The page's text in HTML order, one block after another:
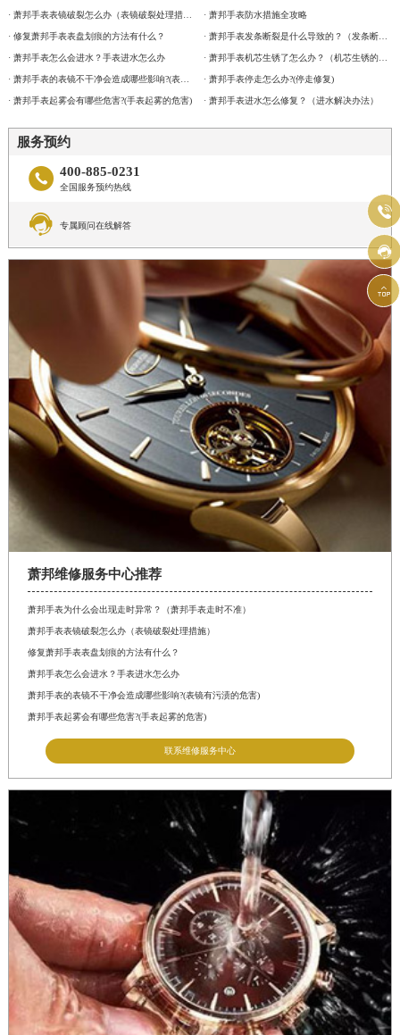
· 萧邦手表表镜破裂怎么办（表镜破裂处理措施）
· 修复萧邦手表表盘划痕的方法有什么？
· 萧邦手表怎么会进水？手表进水怎么办
· 萧邦手表的表镜不干净会造成哪些影响?(表镜有污渍的危害)
· 萧邦手表起雾会有哪些危害?(手表起雾的危害)
· 萧邦手表防水措施全攻略
· 萧邦手表停走怎么办?(停走修复)
· 萧邦手表进水怎么修复？（进水解决办法）
服务预约
 400-885-0231
全国服务预约热线
 专属顾问在线解答
萧邦维修服务中心推荐
萧邦手表为什么会出现走时异常？（萧邦手表走时不准）
萧邦手表表镜破裂怎么办（表镜破裂处理措施）
修复萧邦手表表盘划痕的方法有什么？
萧邦手表怎么会进水？手表进水怎么办
萧邦手表的表镜不干净会造成哪些影响?(表镜有污渍的危害)
萧邦手表起雾会有哪些危害?(手表起雾的危害)
联系维修服务中心


